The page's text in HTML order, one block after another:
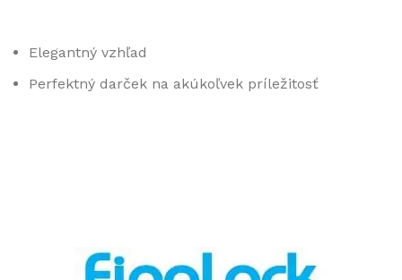
Elegantný vzhľad
Perfektný darček na akúkoľvek príležitosť